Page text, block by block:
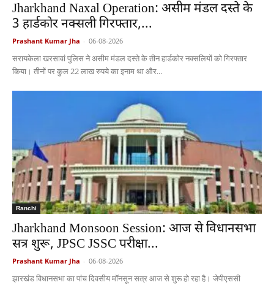
Jharkhand Naxal Operation: असीम मंडल दस्ते के
3 हार्डकोर नक्सली गिरफ्तार,...
Prashant Kumar Jha - 06-08-2026
सरायकेला खरसावां पुलिस ने असीम मंडल दस्ते के तीन हार्डकोर नक्सलियों को गिरफ्तार
किया। तीनों पर कुल 22 लाख रुपये का इनाम था और...
Ranchi
Jharkhand Monsoon Session: आज से विधानसभा
सत्र शुरू, JPSC JSSC परीक्षा...
Prashant Kumar Jha - 06-08-2026
झारखंड विधानसभा का पांच दिवसीय मॉनसून सत्र आज से शुरू हो रहा है। जेपीएससी